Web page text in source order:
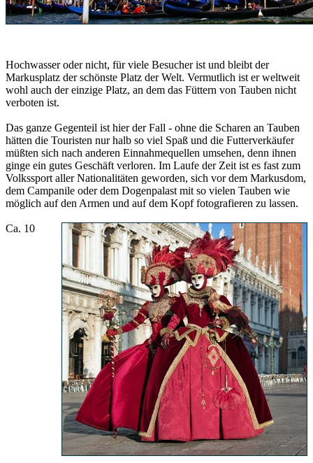
Hochwasser oder nicht, für viele Besucher ist und bleibt der
Markusplatz der schönste Platz der Welt. Vermutlich ist er weltweit
wohl auch der einzige Platz, an dem das Füttern von Tauben nicht
verboten ist.
Das ganze Gegenteil ist hier der Fall - ohne die Scharen an Tauben
hätten die Touristen nur halb so viel Spaß und die Futterverkäufer
müßten sich nach anderen Einnahmequellen umsehen, denn ihnen
ginge ein gutes Geschäft verloren. Im Laufe der Zeit ist es fast zum
Volkssport aller Nationalitäten geworden, sich vor dem Markusdom,
dem Campanile oder dem Dogenpalast mit so vielen Tauben wie
möglich auf den Armen und auf dem Kopf fotografieren zu lassen.
Ca. 10